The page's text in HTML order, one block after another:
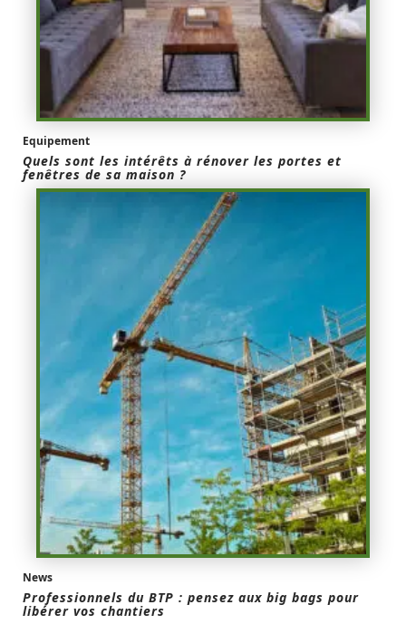
Equipement
Quels sont les intérêts à rénover les portes et
fenêtres de sa maison ?
News
Professionnels du BTP : pensez aux big bags pour
libérer vos chantiers